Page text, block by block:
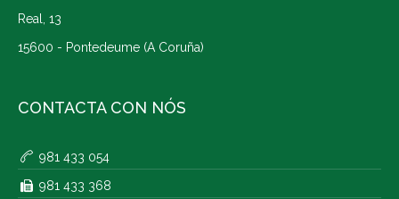
Real, 13
15600 - Pontedeume (A Coruña)
CONTACTA CON NÓS
981 433 054
981 433 368